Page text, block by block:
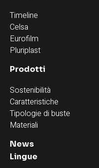
Timeline
Celsa
Eurofilm
Pluriplast
Prodotti
Sostenibilità
Caratteristiche
Tipologie di buste
Materiali
News
Lingue